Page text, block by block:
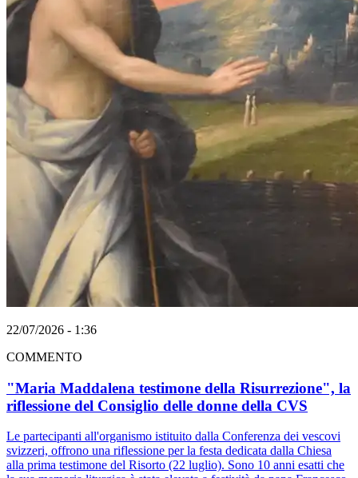
22/07/2026 - 1:36
COMMENTO
"Maria Maddalena testimone della Risurrezione", la
riflessione del Consiglio delle donne della CVS
Le partecipanti all'organismo istituito dalla Conferenza dei vescovi
svizzeri, offrono una riflessione per la festa dedicata dalla Chiesa
alla prima testimone del Risorto (22 luglio). Sono 10 anni esatti che